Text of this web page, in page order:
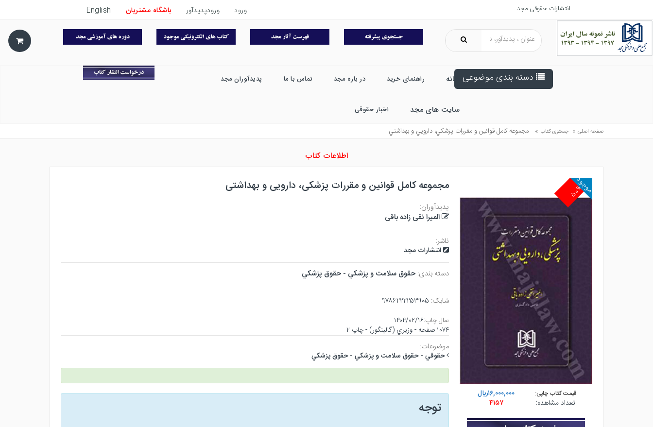
انتشارات حقوقی مجد ورود ورودپدیدآور باشگاه مشتریان English
دسته بندی موضوعی خانه راهنمای خرید در باره مجد تماس با ما پدیدآوران مجد
سایت های مجد اخبار حقوقی
صفحه اصلی » جستوی کتاب » مجموعه كامل قوانين و مقررات پزشكي، دارويي و بهداشتي
اطلاعات کتاب
۵۰%
موجود
قیمت کتاب چاپی:
۱۶,۰۰۰,۰۰۰ريال
تعداد مشاهده:
۴۱۵۷
مجموعه کامل قوانین و مقررات پزشکی، دارویی و بهداشتی
پدیدآوران:
المیرا نقی زاده باقی
ناشر:
انتشارات مجد
دسته بندی:حقوق سلامت و پزشكي - حقوق پزشكي
شابک: ۹۷۸۶۲۲۲۲۵۳۹۰۵
سال چاپ:۱۴۰۴/۰۲/۱۶
۱۰۷۴ صفحه - وزيري (گالينگور) - چاپ ۲
موضوعات:
حقوقي - حقوق سلامت و پزشكي - حقوق پزشكي
توجه